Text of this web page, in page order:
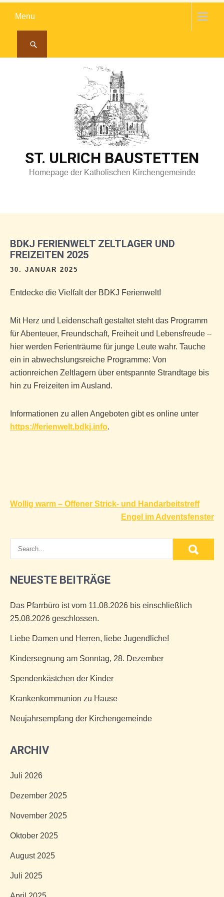
Menu
ST. ULRICH BAUSTETTEN
Homepage der Katholischen Kirchengemeinde
BDKJ FERIENWELT ZELTLAGER UND
FREIZEITEN 2025
30. JANUAR 2025
Entdecke die Vielfalt der BDKJ Ferienwelt!
Mit Herz und Leidenschaft gestaltet steht das Programm
für Abenteuer, Freundschaft, Freiheit und Lebensfreude –
hier werden Ferienträume für junge Leute wahr. Tauche
ein in abwechslungsreiche Programme: Von
actionreichen Zeltlagern über entspannte Strandtage bis
hin zu Freizeiten im Ausland.
Informationen zu allen Angeboten gibt es online unter
https://ferienwelt.bdkj.info.
Beitragsnavigation
Wollig warm – Offener Strick- und Handarbeitstreff
Engel im Adventsfenster
NEUESTE BEITRÄGE
Das Pfarrbüro ist vom 11.08.2026 bis einschließlich
25.08.2026 geschlossen.
Liebe Damen und Herren, liebe Jugendliche!
Kindersegnung am Sonntag, 28. Dezember
Spendenkästchen der Kinder
Krankenkommunion zu Hause
Neujahrsempfang der Kirchengemeinde
ARCHIV
Juli 2026
Dezember 2025
November 2025
Oktober 2025
August 2025
Juli 2025